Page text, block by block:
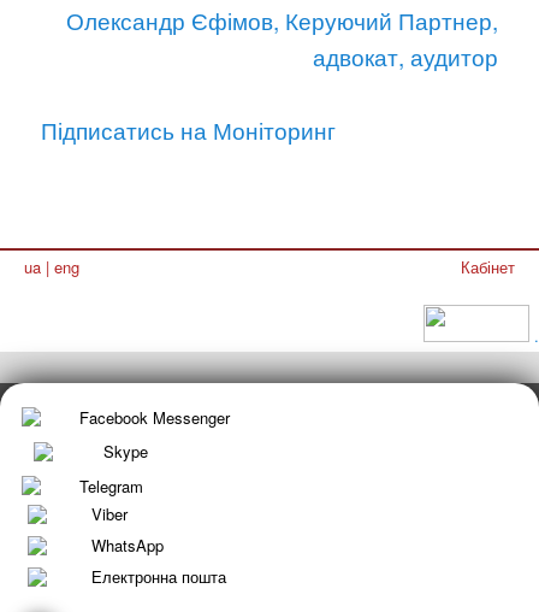
Олександр Єфімов, Керуючий Партнер,
адвокат, аудитор
Підписатись на Моніторинг
ua | eng Кабінет
.
Facebook Messenger
Skype
Telegram
Viber
WhatsApp
Електронна пошта